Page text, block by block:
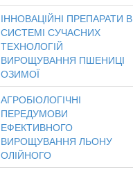
ІННОВАЦІЙНІ ПРЕПАРАТИ В
СИСТЕМІ СУЧАСНИХ
ТЕХНОЛОГІЙ
ВИРОЩУВАННЯ ПШЕНИЦІ
ОЗИМОЇ
АГРОБІОЛОГІЧНІ
ПЕРЕДУМОВИ
ЕФЕКТИВНОГО
ВИРОЩУВАННЯ ЛЬОНУ
ОЛІЙНОГО